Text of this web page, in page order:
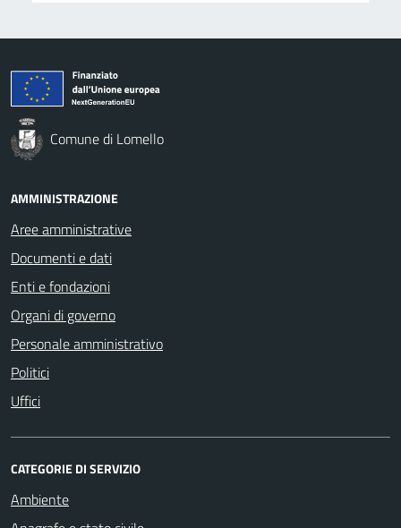
Comune di Lomello
AMMINISTRAZIONE
Aree amministrative
Documenti e dati
Enti e fondazioni
Organi di governo
Personale amministrativo
Politici
Uffici
CATEGORIE DI SERVIZIO
Ambiente